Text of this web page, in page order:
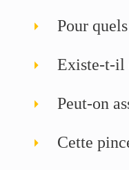
Pour
Existe-t-il
Peut-on
Cette